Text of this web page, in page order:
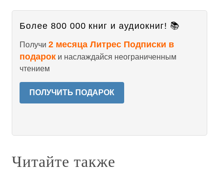
Более 800 000 книг и аудиокниг! 📚
Получи 2 месяца Литрес Подписки в
подарок и наслаждайся неограниченным
чтением
ПОЛУЧИТЬ ПОДАРОК
Читайте также